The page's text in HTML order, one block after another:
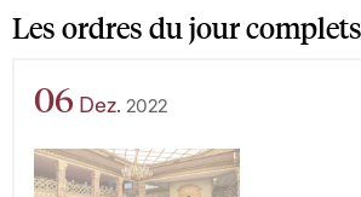
Les ordres du jour
06 Dez. 2022